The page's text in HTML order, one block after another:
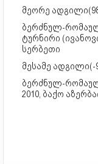
მეორე
ბერძნულ-
ტურნირი
სერბეთი
მესამე ადგილი(-
ბერძნულ-
2010, ბაქო